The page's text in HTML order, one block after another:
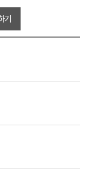
기